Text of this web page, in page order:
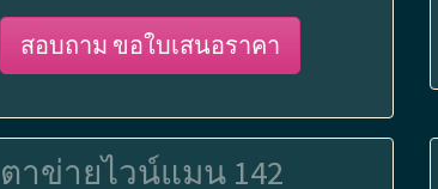
สอบถาม ขอใบเสนอราคา
ตาข่ายไวน์แมน 142